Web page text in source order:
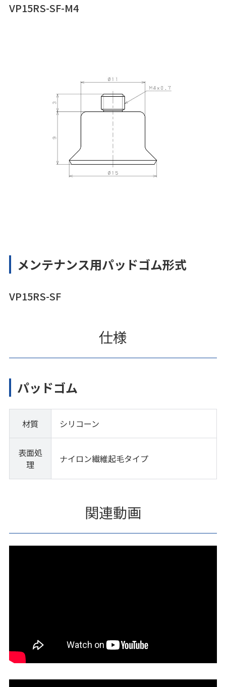
VP15RS-SF-M4
メンテナンス用パッドゴム形式
VP15RS-SF
仕様
パッドゴム
材質 シリコーン
表面処
理
ナイロン繊維起毛タイプ
関連動画